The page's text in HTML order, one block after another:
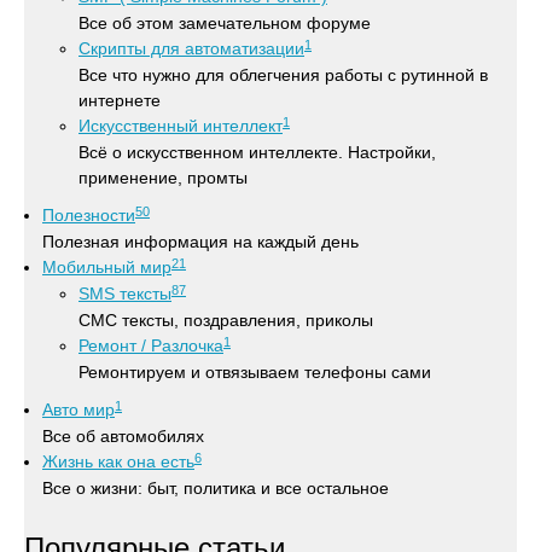
Все об этом замечательном форуме
Скрипты для автоматизации1
Все что нужно для облегчения работы с рутинной в
интернете
Искусственный интеллект1
Всё о искусственном интеллекте. Настройки,
применение, промты
Полезности50
Полезная информация на каждый день
Мобильный мир21
SMS тексты87
СМС тексты, поздравления, приколы
Ремонт / Разлочка1
Ремонтируем и отвязываем телефоны сами
Авто мир1
Все об автомобилях
Жизнь как она есть6
Все о жизни: быт, политика и все остальное